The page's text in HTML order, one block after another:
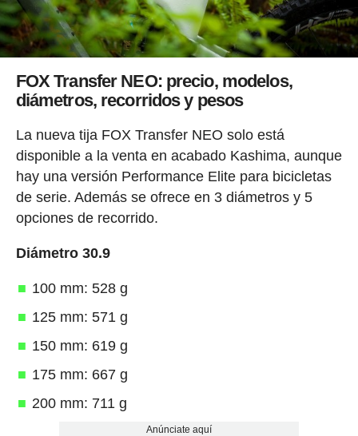
FOX Transfer NEO: precio, modelos,
diámetros, recorridos y pesos
La nueva tija FOX Transfer NEO solo está
disponible a la venta en acabado Kashima, aunque
hay una versión Performance Elite para bicicletas
de serie. Además se ofrece en 3 diámetros y 5
opciones de recorrido.
Diámetro 30.9
100 mm: 528 g
125 mm: 571 g
150 mm: 619 g
175 mm: 667 g
200 mm: 711 g
Anúnciate aquí